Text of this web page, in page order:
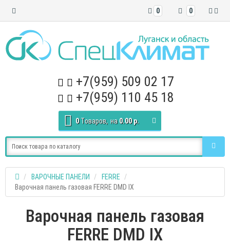
0
0
+7(959) 509 02 17
+7(959) 110 45 18
0 Tоваров, на 0.00 р.
ВАРОЧНЫЕ ПАНЕЛИ
FERRE
Варочная панель газовая FERRE DMD IX
Варочная панель газовая
FERRE DMD IX